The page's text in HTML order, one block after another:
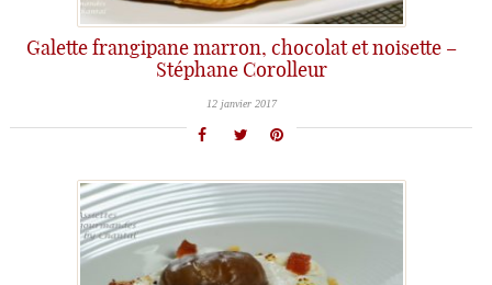
Galette frangipane marron, chocolat et noisette –
Stéphane Corolleur
12 janvier 2017